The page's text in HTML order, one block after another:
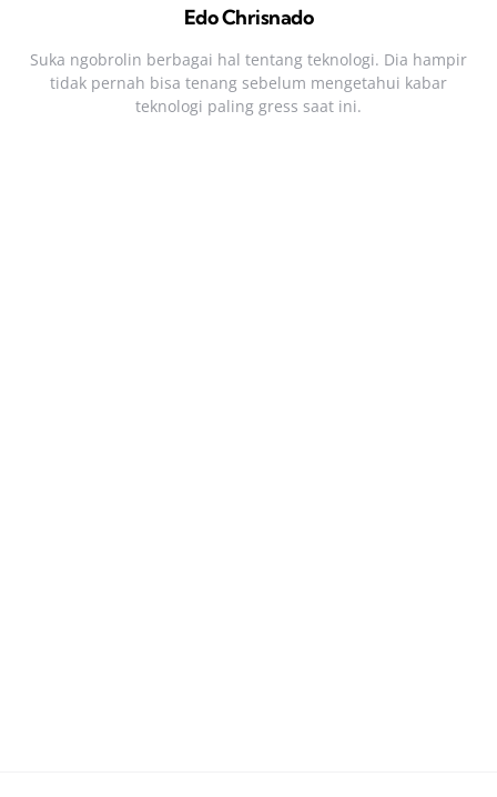
Edo Chrisnado
Suka ngobrolin berbagai hal tentang teknologi. Dia hampir
tidak pernah bisa tenang sebelum mengetahui kabar
teknologi paling gress saat ini.